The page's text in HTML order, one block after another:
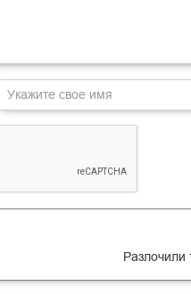
-
-
Разлочили